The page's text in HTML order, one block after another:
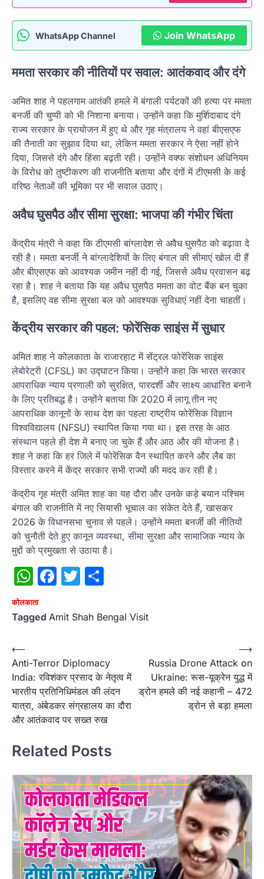
WhatsApp Channel Join WhatsApp
ममता सरकार की नीतियों पर सवाल: आतंकवाद और दंगे
अमित शाह ने पहलगाम आतंकी हमले में बंगाली पर्यटकों की हत्या पर ममता
बनर्जी की चुप्पी को भी निशाना बनाया। उन्होंने कहा कि मुर्शिदाबाद दंगे
राज्य सरकार के प्रायोजन में हुए थे और गृह मंत्रालय ने वहां बीएसएफ
की तैनाती का सुझाव दिया था, लेकिन ममता सरकार ने ऐसा नहीं होने
दिया, जिससे दंगे और हिंसा बढ़ती रही। उन्होंने वक्फ संशोधन अधिनियम
के विरोध को तुष्टीकरण की राजनीति बताया और दंगों में टीएमसी के कई
वरिष्ठ नेताओं की भूमिका पर भी सवाल उठाए।
अवैध घुसपैठ और सीमा सुरक्षा: भाजपा की गंभीर चिंता
केंद्रीय मंत्री ने कहा कि टीएमसी बांग्लादेश से अवैध घुसपैठ को बढ़ावा दे
रही है। ममता बनर्जी ने बांग्लादेशियों के लिए बंगाल की सीमाएं खोल दी हैं
और बीएसएफ को आवश्यक जमीन नहीं दी गई, जिससे अवैध प्रवासन बढ़
रहा है। शाह ने बताया कि यह अवैध घुसपैठ ममता का वोट बैंक बन चुका
है, इसलिए वह सीमा सुरक्षा बल को आवश्यक सुविधाएं नहीं देना चाहतीं।
केंद्रीय सरकार की पहल: फोरेंसिक साइंस में सुधार
अमित शाह ने कोलकाता के राजारहाट में सेंट्रल फोरेंसिक साइंस
लेबोरेट्री (CFSL) का उद्घाटन किया। उन्होंने कहा कि भारत सरकार
आपराधिक न्याय प्रणाली को सुरक्षित, पारदर्शी और साक्ष्य आधारित बनाने
के लिए प्रतिबद्ध है। उन्होंने बताया कि 2020 में लागू तीन नए
आपराधिक कानूनों के साथ देश का पहला राष्ट्रीय फोरेंसिक विज्ञान
विश्वविद्यालय (NFSU) स्थापित किया गया था। इस तरह के आठ
संस्थान पहले ही देश में बनाए जा चुके हैं और आठ और की योजना है।
शाह ने कहा कि हर जिले में फोरेंसिक वैन स्थापित करने और लैब का
विस्तार करने में केंद्र सरकार सभी राज्यों की मदद कर रही है।
केंद्रीय गृह मंत्री अमित शाह का यह दौरा और उनके कड़े बयान पश्चिम
बंगाल की राजनीति में नए सियासी भूचाल का संकेत देते हैं, खासकर
2026 के विधानसभा चुनाव से पहले। उन्होंने ममता बनर्जी की नीतियों
को चुनौती देते हुए कानून व्यवस्था, सीमा सुरक्षा और सामाजिक न्याय के
मुद्दों को प्रमुखता से उठाया है।
WhatsApp
Facebook
Twitter
कोलकाता
Tagged Amit Shah Bengal Visit
Post
navigation
⟵
Anti-Terror Diplomacy
India: रविशंकर प्रसाद के नेतृत्व में
भारतीय प्रतिनिधिमंडल की लंदन
यात्रा, अंबेडकर संग्रहालय का दौरा
और आतंकवाद पर सख्त रुख
Russia Drone Attack on
Ukraine: रूस-यूक्रेन युद्ध में
ड्रोन हमले की नई कहानी – 472
ड्रोन से बड़ा हमला
⟶
Related Posts